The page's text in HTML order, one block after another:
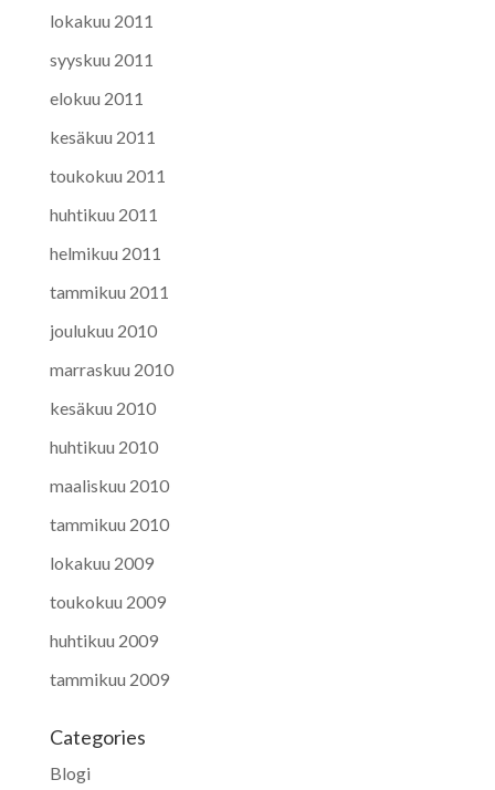
lokakuu 2011
syyskuu 2011
elokuu 2011
kesäkuu 2011
toukokuu 2011
huhtikuu 2011
helmikuu 2011
tammikuu 2011
joulukuu 2010
marraskuu 2010
kesäkuu 2010
huhtikuu 2010
maaliskuu 2010
tammikuu 2010
lokakuu 2009
toukokuu 2009
huhtikuu 2009
tammikuu 2009
Categories
Blogi